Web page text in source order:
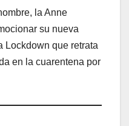
la Anne
su nueva
Lockdown que retrata
en la cuarentena por